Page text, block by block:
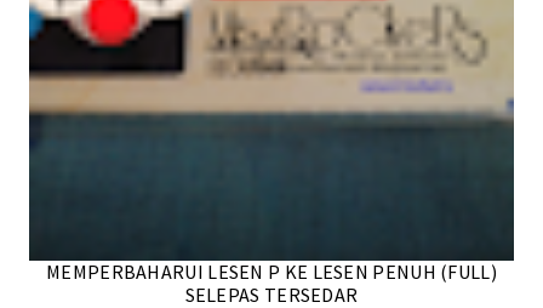
MEMPERBAHARUI LESEN P KE LESEN PENUH (FULL)
SELEPAS TERSEDAR